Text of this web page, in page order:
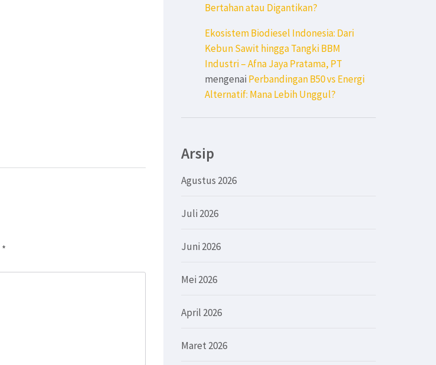
*
Bertahan atau Digantikan?
Ekosistem Biodiesel Indonesia: Dari
Kebun Sawit hingga Tangki BBM
Industri – Afna Jaya Pratama, PT
mengenai Perbandingan B50 vs Energi
Alternatif: Mana Lebih Unggul?
Arsip
Agustus 2026
Juli 2026
Juni 2026
Mei 2026
April 2026
Maret 2026